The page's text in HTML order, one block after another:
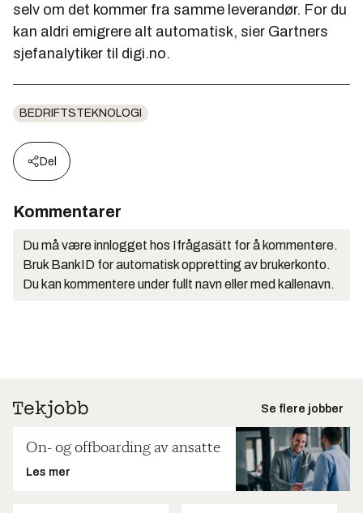
selv om det kommer fra samme leverandør. For du
kan aldri emigrere alt automatisk, sier Gartners
sjefanalytiker til digi.no.
BEDRIFTSTEKNOLOGI
Del
Kommentarer
Du må være innlogget hos Ifrågasätt for å kommentere.
Bruk BankID for automatisk oppretting av brukerkonto.
Du kan kommentere under fullt navn eller med kallenavn.
Se flere jobber
On- og offboarding av ansatte
Les mer